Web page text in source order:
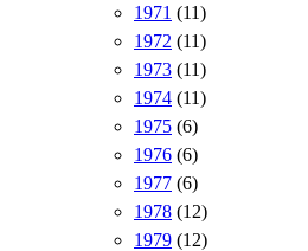
1971 (11)
1972 (11)
1973 (11)
1974 (11)
1975 (6)
1976 (6)
1977 (6)
1978 (12)
1979 (12)